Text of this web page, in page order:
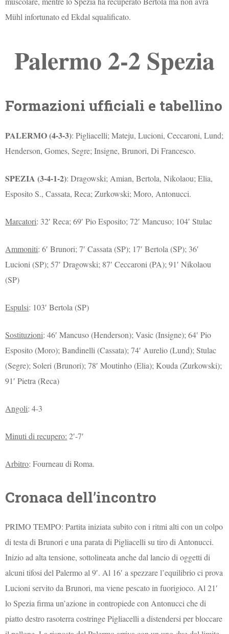
Mühl infortunato ed Ekdal squalificato.
Palermo 2-2 Spezia
Formazioni ufficiali e tabellino
PALERMO (4-3-3): Pigliacelli; Mateju, Lucioni, Ceccaroni, Lund;
Henderson, Gomes, Segre; Insigne, Brunori, Di Francesco.
SPEZIA (3-4-1-2): Dragowski; Amian, Bertola, Nikolaou; Elia,
Esposito S., Cassata, Reca; Zurkowski; Moro, Antonucci.
Marcatori: 32′ Reca; 69′ Pio Esposito; 72′ Mancuso; 104′ Stulac
Ammoniti: 6′ Brunori; 7′ Cassata (SP); 17′ Bertola (SP); 36′
Lucioni (SP); 57′ Dragowski; 87′ Ceccaroni (PA); 91′ Nikolaou
(SP)
Espulsi: 103′ Bertola (SP)
Sostituzioni: 46′ Mancuso (Henderson); Vasic (Insigne); 64′ Pio
Esposito (Moro); Bandinelli (Cassata); 74′ Aurelio (Lund); Stulac
(Segre); Soleri (Brunori); 78′ Moutinho (Elia); Kouda (Zurkowski);
91′ Pietra (Reca)
Angoli: 4-3
Minuti di recupero: 2′-7′
Arbitro: Fourneau di Roma.
Cronaca dell’incontro
PRIMO TEMPO: Partita iniziata subito con i ritmi alti con un colpo
di testa di Brunori e una parata di Pigliacelli su tiro di Antonucci.
Inizio ad alta tensione, sottolineata anche dal lancio di oggetti di
alcuni tifosi del Palermo al 9′. Al 16′ a spezzare l’equilibrio ci prova
Lucioni servito da Brunori, ma viene pescato in fuorigioco. Al 21′
lo Spezia firma un’azione in contropiede con Antonucci che di
piatto destro rasoterra costringe Pigliacelli a distendersi per bloccare